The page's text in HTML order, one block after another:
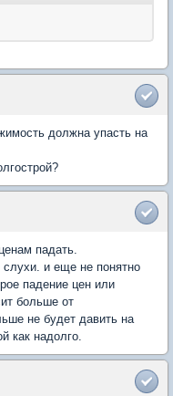
должна упасть на
падать.
и еще не понятно
падение цен или
больше от
не будет давить на
как надолго.